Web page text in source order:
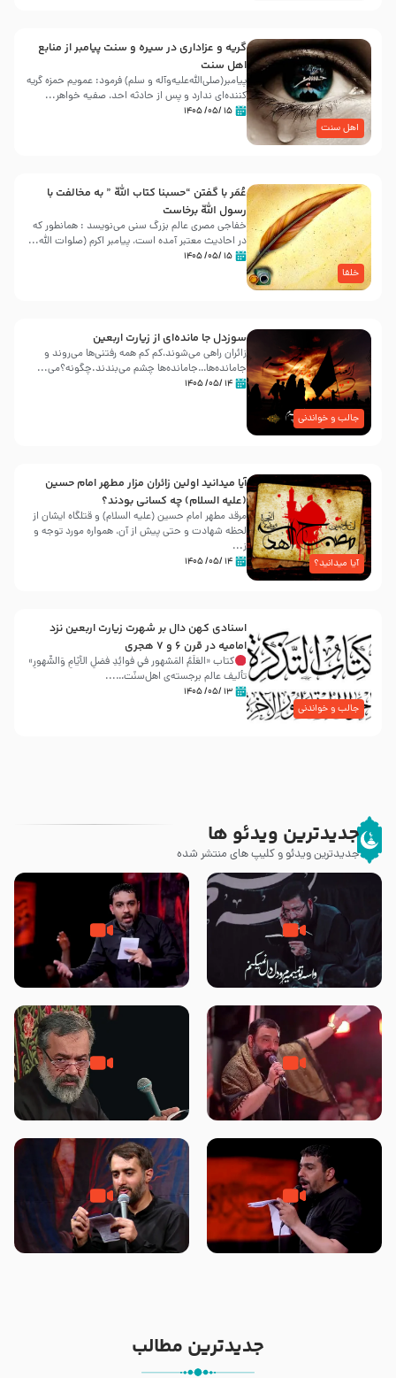
اهل سنت
گریه و عزاداری در سیره و سنت پیامبر از منابع
اهل سنت
پیامبر(صلی‌الله‌علیه‌وآله و سلم) فرمود: عمویم حمزه گریه
کننده‌ای ندارد و پس از حادثه احد، صفیه خواهر...
۱۵ /۰۵/ ۱۴۰۵
خلفا
عُمَر با گفتن “حسبنا كتاب اللّه ” به مخالفت با
رسول اللّه برخاست
خفاجی مصری عالم بزرگ سنی می‌نویسد : همانطور که
در احادیث معتبر آمده است، پیامبر اکرم (صلوات اللّه...
۱۵ /۰۵/ ۱۴۰۵
جالب و خواندنی
سوزدل جا مانده‌ای از زیارت اربعین
زائران راهی می‌شوند،کم‌ کم همه رفتنی‌ها می‌روند و
جامانده‌ها…جامانده‌ها چشم می‌بندند.چگونه؟می‌...
۱۴ /۰۵/ ۱۴۰۵
آیا میدانید؟
آیا میدانید اولین زائران مزار مطهر امام حسین
(علیه السلام) چه کسانی بودند؟
مرقد مطهر امام حسین (علیه السلام) و قتلگاه ایشان از
لحظه شهادت و حتی پیش از آن، همواره مورد توجه و
ز...
۱۴ /۰۵/ ۱۴۰۵
جالب و خواندنی
اسنادی کهن دال بر شهرت زیارت اربعین نزد
امامیه در قرن ۶ و ۷ هجری
کتاب «العَلَمُ المَشهور في فَوائِدِ فَضلِ الأيّامِ وَالشُّهورِ»
تألیف عالم برجسته‌ی اهل‌سنّت…...
۱۳ /۰۵/ ۱۴۰۵
جدیدترین ویدئو ها
جدیدترین ویدئو و کلیپ های منتشر شده
مصداق کربلا – حاج حسین سیب
سرخی
شور ، حسینا! به‌ حق زهرا «أُنْظُرْ
إِلَینا» – عزاداری شب هفتم ماه
جانا جانا ابی عبدالله – کربلایی جواد
مقدم – شب هشتم محرم 1448 –
مادر منم مثل تو خمیدم – حاج
محمود کریمی – شهادت حضرت
هیئت رایة العباس علیه السلام
تک ، عبّاس، صاحب دل‌هاست –
حاج حنیف طاهری – عزاداری شب
من غلام نوکراتم من عاشق کربلاتم
– شور زمینه – شب هفتم – محرم
جدیدترین مطالب